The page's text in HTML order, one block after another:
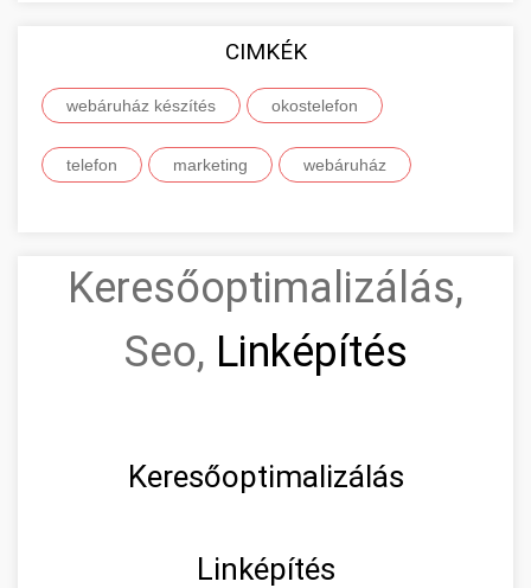
CIMKÉK
webáruház készítés okostelefon
telefon marketing webáruház
Keresőoptimalizálás,
Seo, Linképítés
Keresőoptimalizálás
Linképítés